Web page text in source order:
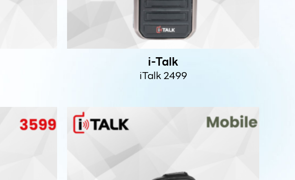
i-Talk
iTalk 2499